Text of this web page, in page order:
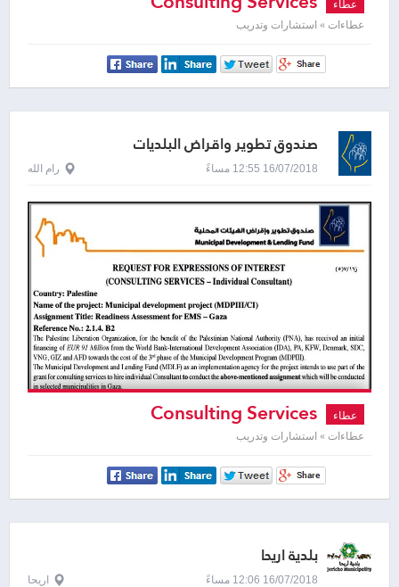
عطاء
عطاءات » استشارات وتدريب
صندوق تطوير واقراض البلديات
16/07/2018 12:55 مساءً رام الله
عطاء
عطاءات » استشارات وتدريب
بلدية اريحا
16/07/2018 12:06 مساءً اريحا